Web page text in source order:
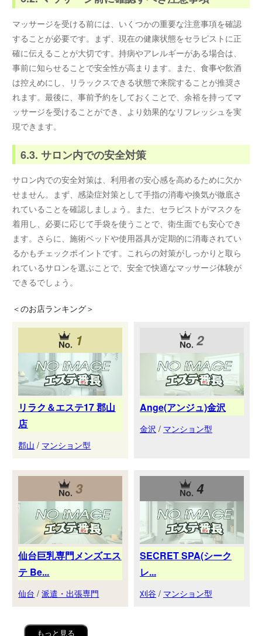
マッサージを受ける前には、いくつかの重要な注意事項を確認
することが必要です。まず、現在の健康状態をセラピストに正
確に伝えることが大切です。持病やアレルギーがある場合は、
事前に知らせることで安全性が高まります。また、食事や飲酒
は控えめにし、リラックスできる状態で来院することが推奨さ
れます。最後に、事前予約をしておくことで、余裕を持ってマ
ッサージを受けることができ、より効果的なリフレッシュを実
現できます。
6.3. サロン内での安全対策
サロン内での安全対策は、利用者の安心感を高めるために欠か
せません。まず、感染症対策として手指の消毒や換気が徹底さ
れていることを確認しましょう。また、セラピストがマスクを
着用し、必要に応じて手袋を使うことで、衛生面でも安心でき
ます。さらに、施術ベッドや使用器具が定期的に消毒されてい
るかもチェックポイントです。これらの対策がしっかりと取ら
れているサロンを選ぶことで、安全で快適なマッサージ体験が
できるでしょう。
＜のお店ランキング＞
1
リラク＆エステ17 郡山
店
郡山 / マンション型
2
Ange(アンジュ)金沢
金沢 / マンション型
3
仙台巨乳専門メンズエス
テ Be...
仙台 /派遣・出張専門
4
SECRET SPA(シーク
レ...
刈谷 / マンション型
もっと見る